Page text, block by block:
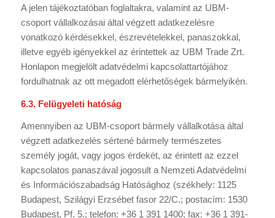
A jelen tájékoztatóban foglaltakra, valamint az UBM-
csoport vállalkozásai által végzett adatkezelésre
vonatkozó kérdésekkel, észrevételekkel, panaszokkal,
illetve egyéb igényekkel az érintettek az UBM Trade Zrt.
Honlapon megjelölt adatvédelmi kapcsolattartójához
fordulhatnak az ott megadott elérhetőségek bármelyikén.
6.3. Felügyeleti hatóság
Amennyiben az UBM-csoport bármely vállalkotása által
végzett adatkezelés sértené bármely természetes
személy jogát, vagy jogos érdekét, az érintett az ezzel
kapcsolatos panaszával jogosult a Nemzeti Adatvédelmi
és Információszabadság Hatósághoz (székhely: 1125
Budapest, Szilágyi Erzsébet fasor 22/C.; postacím: 1530
Budapest, Pf. 5.; telefon: +36 1 391 1400; fax: +36 1 391-